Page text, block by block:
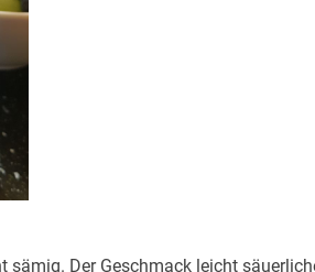
sämig. Der Geschmack leicht